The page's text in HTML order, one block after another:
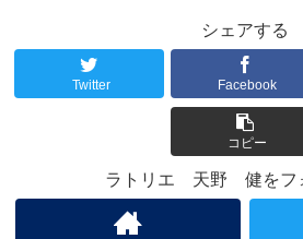
シェアする
Twitter Facebook
コピー
ラトリエ 天野 健をフ